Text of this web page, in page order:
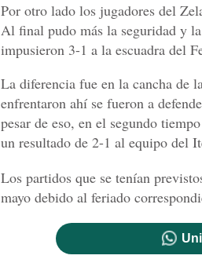
Por otro lado los jugadores del
Al final pudo más la seguridad y
impusieron 3-1 a la escuadra del
La diferencia fue en la cancha de
enfrentaron ahí se fueron a
pesar de eso, en el segundo
un resultado de 2-1 al equipo del
Los partidos que se tenían
mayo debido al feriado